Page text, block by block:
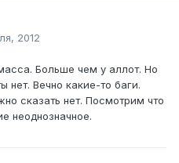
2012
Больше чем у аллот. Но
нет. Вечно какие-то баги.
сказать нет. Посмотрим что
неоднозначное.